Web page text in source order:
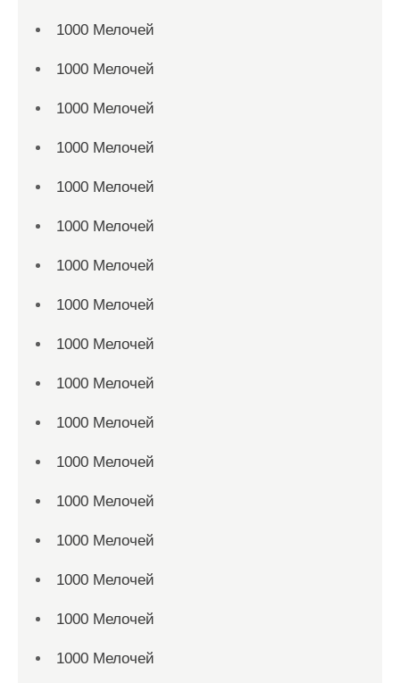
1000 Мелочей
1000 Мелочей
1000 Мелочей
1000 Мелочей
1000 Мелочей
1000 Мелочей
1000 Мелочей
1000 Мелочей
1000 Мелочей
1000 Мелочей
1000 Мелочей
1000 Мелочей
1000 Мелочей
1000 Мелочей
1000 Мелочей
1000 Мелочей
1000 Мелочей